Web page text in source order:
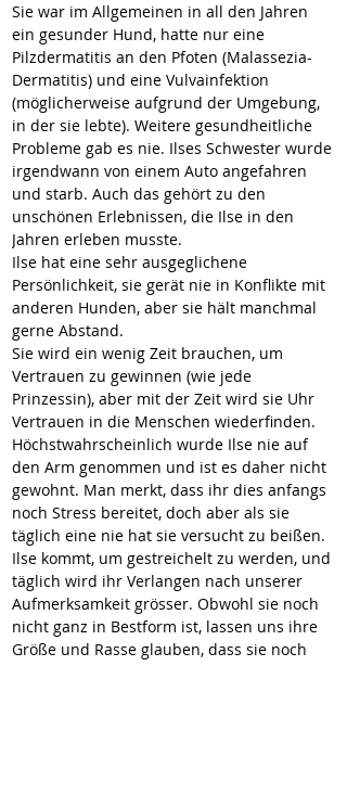
Sie war im Allgemeinen in all den Jahren
ein gesunder Hund, hatte nur eine
Pilzdermatitis an den Pfoten (Malassezia-
Dermatitis) und eine Vulvainfektion
(möglicherweise aufgrund der Umgebung,
in der sie lebte). Weitere gesundheitliche
Probleme gab es nie. Ilses Schwester wurde
irgendwann von einem Auto angefahren
und starb. Auch das gehört zu den
unschönen Erlebnissen, die Ilse in den
Jahren erleben musste.
Ilse hat eine sehr ausgeglichene
Persönlichkeit, sie gerät nie in Konflikte mit
anderen Hunden, aber sie hält manchmal
gerne Abstand.
Sie wird ein wenig Zeit brauchen, um
Vertrauen zu gewinnen (wie jede
Prinzessin), aber mit der Zeit wird sie Uhr
Vertrauen in die Menschen wiederfinden.
Höchstwahrscheinlich wurde Ilse nie auf
den Arm genommen und ist es daher nicht
gewohnt. Man merkt, dass ihr dies anfangs
noch Stress bereitet, doch aber als sie
täglich eine nie hat sie versucht zu beißen.
Ilse kommt, um gestreichelt zu werden, und
täglich wird ihr Verlangen nach unserer
Aufmerksamkeit grösser. Obwohl sie noch
nicht ganz in Bestform ist, lassen uns ihre
Größe und Rasse glauben, dass sie noch